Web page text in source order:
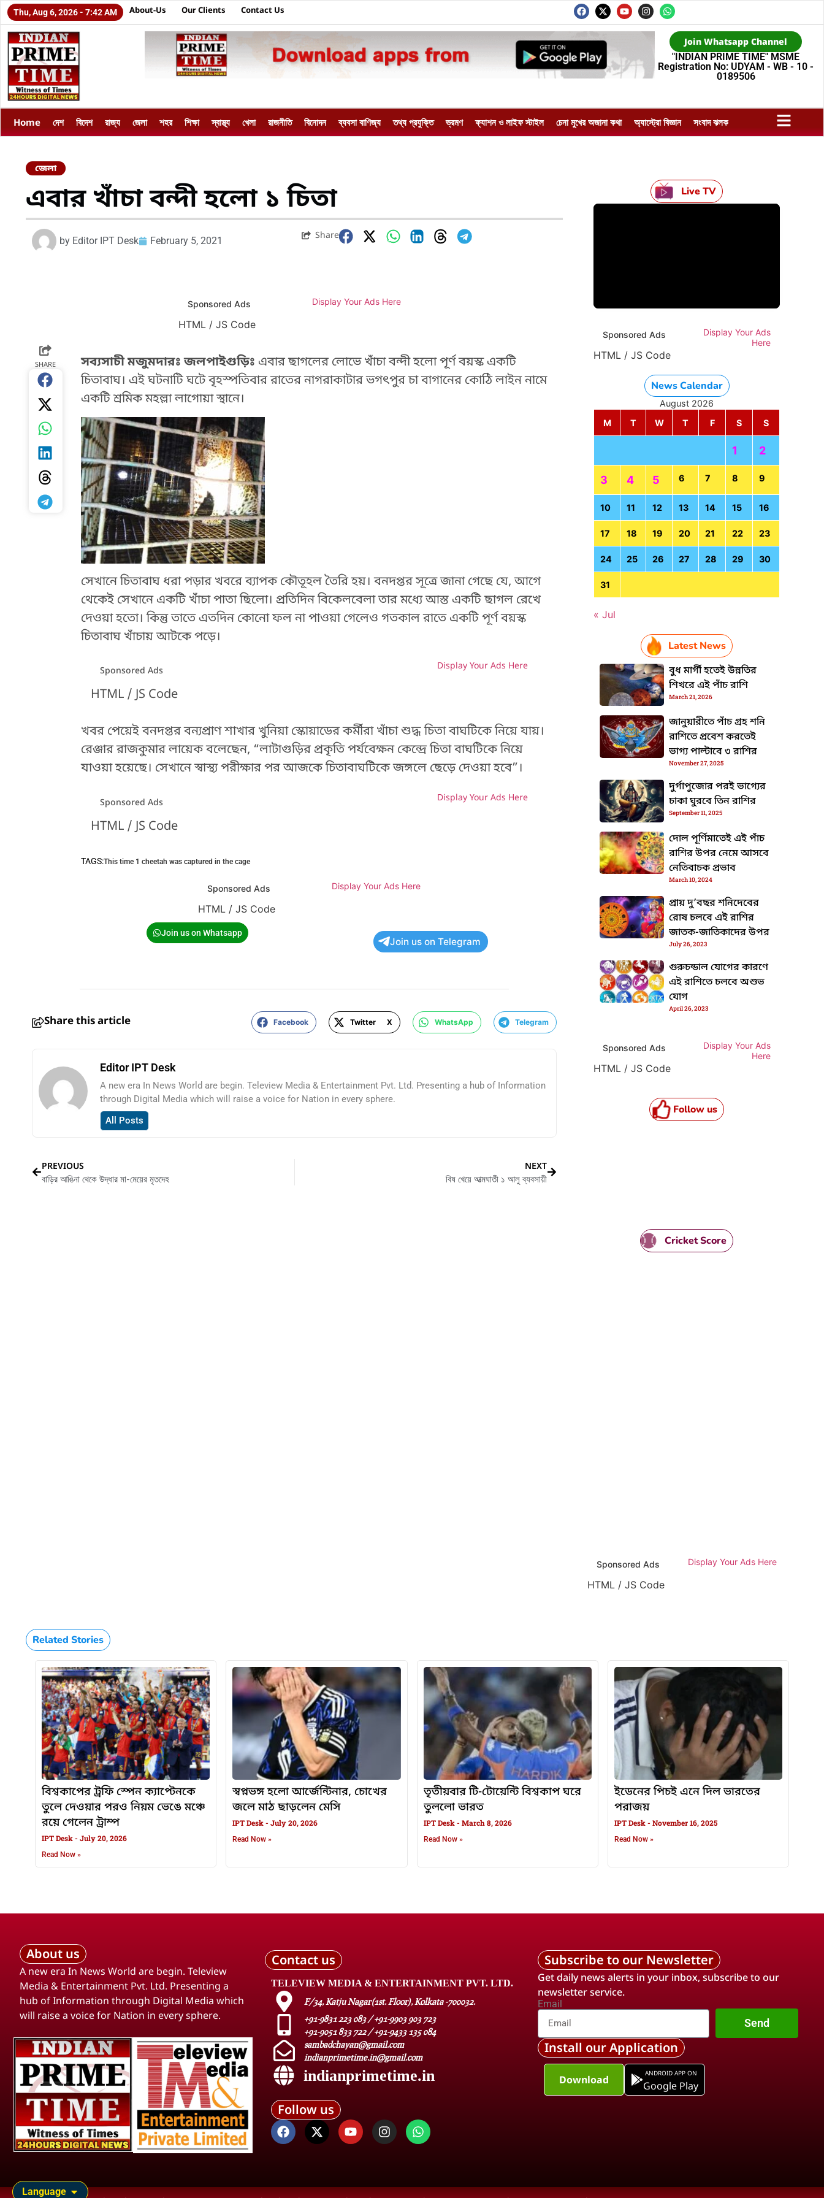
Thu, Aug 6, 2026 - 7:42 AM About-Us Our Clients Contact Us
Join Whatsapp Channel
"INDIAN PRIME TIME" MSME
Registration No: UDYAM - WB - 10 -
0189506
Home দেশ বিদেশ রাজ্য জেলা শহর শিক্ষা স্বাস্থ্য খেলা রাজনীতি বিনোদন ব্যবসা বাণিজ্য তথ্য প্রযুক্তি ভ্রমণ ফ্যাশন ও লাইফ স্টাইল চেনা মুখের অজানা কথা অ্যাস্ট্রো বিজ্ঞান সংবাদ ঝলক
জেলা
এবার খাঁচা বন্দী হলো ১ চিতা
by Editor IPT Desk February 5, 2021
Share
Sponsored Ads Display Your Ads Here
HTML / JS Code
SHARE সব্যসাচী মজুমদারঃ জলপাইগুড়িঃ এবার ছাগলের লোভে খাঁচা বন্দী হলো পূর্ণ বয়স্ক একটি
চিতাবাঘ। এই ঘটনাটি ঘটে বৃহস্পতিবার রাতের নাগরাকাটার ভগৎপুর চা বাগানের কোঠি লাইন নামে
একটি শ্রমিক মহল্লা লাগোয়া স্থানে।
সেখানে চিতাবাঘ ধরা পড়ার খবরে ব্যাপক কৌতূহল তৈরি হয়। বনদপ্তর সূত্রে জানা গেছে যে, আগে
থেকেই সেখানে একটি খাঁচা পাতা ছিলো। প্রতিদিন বিকেলবেলা তার মধ্যে আস্ত একটি ছাগল রেখে
দেওয়া হতো। কিন্তু তাতে এতদিন কোনো ফল না পাওয়া গেলেও গতকাল রাতে একটি পূর্ণ বয়স্ক
চিতাবাঘ খাঁচায় আটকে পড়ে।
Sponsored Ads Display Your Ads Here
HTML / JS Code HTML / JS Code
খবর পেয়েই বনদপ্তর বন্যপ্রাণ শাখার খুনিয়া স্কোয়াডের কর্মীরা খাঁচা শুদ্ধ চিতা বাঘটিকে নিয়ে যায়।
রেঞ্জার রাজকুমার লায়েক বলেছেন, “লাটাগুড়ির প্রকৃতি পর্যবেক্ষন কেন্দ্রে চিতা বাঘটিকে নিয়ে
যাওয়া হয়েছে। সেখানে স্বাস্থ্য পরীক্ষার পর আজকে চিতাবাঘটিকে জঙ্গলে ছেড়ে দেওয়া হবে”।
Sponsored Ads Display Your Ads Here
HTML / JS Code HTML / JS Code
TAGS:This time 1 cheetah was captured in the cage
Sponsored Ads Display Your Ads Here
HTML / JS Code HTML / JS Code
Join us on Whatsapp
Join us on Telegram
Share this article Facebook Twitter X WhatsApp Telegram
Editor IPT Desk
A new era In News World are begin. Teleview Media & Entertainment Pvt. Ltd. Presenting a hub of Information
through Digital Media which will raise a voice for Nation in every sphere.
All Posts
PREVIOUS
বাড়ির আঙিনা থেকে উদ্ধার মা-মেয়ের মৃতদেহ
NEXT
বিষ খেয়ে আত্মঘাতী ১ আলু ব্যবসায়ী
Live TV
Sponsored Ads
Display Your Ads
Here
HTML / JS Code HTML / JS Code
News Calendar
August 2026
M
T W T F S S
1 2
3 4 5 6 7 8 9
10 11 12 13 14 15 16
17 18 19 20 21 22 23
24 25 26 27 28 29 30
31
« Jul
Latest News
বুধ মার্গী হতেই উন্নতির
শিখরে এই পাঁচ রাশি
March 21, 2026
জানুয়ারীতে পাঁচ গ্রহ শনি
রাশিতে প্রবেশ করতেই
ভাগ্য পাল্টাবে ৩ রাশির
November 27, 2025
দুর্গাপুজোর পরই ভাগ্যের
চাকা ঘুরবে তিন রাশির
September 11, 2025
দোল পূর্ণিমাতেই এই পাঁচ
রাশির উপর নেমে আসবে
নেতিবাচক প্রভাব
March 10, 2024
প্রায় দু’বছর শনিদেবের
রোষ চলবে এই রাশির
জাতক-জাতিকাদের উপর
July 26, 2023
গুরুচন্ডাল যোগের কারণে
এই রাশিতে চলবে অশুভ
যোগ
April 26, 2023
Sponsored Ads
Display Your Ads
Here
HTML / JS Code HTML / JS Code
Follow us
Cricket Score
Sponsored Ads Display Your Ads Here
HTML / JS Code
Related Stories
বিশ্বকাপের ট্রফি স্পেন ক্যাপ্টেনকে
তুলে দেওয়ার পরও নিয়ম ভেঙে মঞ্চে
রয়ে গেলেন ট্রাম্প
IPT Desk July 20, 2026
Read Now »
স্বপ্নভঙ্গ হলো আর্জেন্টিনার, চোখের
জলে মাঠ ছাড়লেন মেসি
IPT Desk July 20, 2026
Read Now »
তৃতীয়বার টি-টোয়েন্টি বিশ্বকাপ ঘরে
তুললো ভারত
IPT Desk March 8, 2026
Read Now »
ইডেনের পিচই এনে দিল ভারতের
পরাজয়
IPT Desk November 16, 2025
Read Now »
Language
About us
A new era In News World are begin. Teleview
Media & Entertainment Pvt. Ltd. Presenting a
hub of Information through Digital Media which
will raise a voice for Nation in every sphere.
Contact us
TELEVIEW MEDIA & ENTERTAINMENT PVT. LTD.
F/34, Katju Nagar(1st. Floor), Kolkata -700032.
+91-9831 223 083 / +91-9903 903 723
+91-9051 833 722 / +91-9433 135 084
sambadchayan@gmail.com
indianprimetime.in@gmail.com
indianprimetime.in
Follow us
Subscribe to our Newsletter
Get daily news alerts in your inbox, subscribe to our
newsletter service.
Email
Send
Install our Application
Download ANDROID APP ON
Google Play